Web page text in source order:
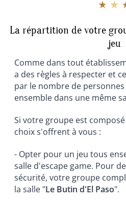
★ ★
La répartition de votre
jeu
Comme dans tout
a des règles à respecter et
par le nombre de
ensemble dans une même
Si votre groupe est
choix s'offrent à vous :
- Opter pour un jeu tous
salle d'escape game. Pour
sécurité, votre groupe
la salle "Le Butin d'El Paso".